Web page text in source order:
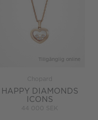
Tillgänglig online
Chopard
HAPPY DIAMONDS
ICONS
44 000 SEK